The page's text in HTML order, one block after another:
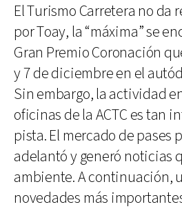
El Turismo Carretera no da
por Toay, la “máxima” se
Gran Premio Coronación
y 7 de diciembre en el
Sin embargo, la actividad
oficinas de la ACTC es tan
pista. El mercado de pases
adelantó y generó noticias
ambiente. A continuación,
novedades más